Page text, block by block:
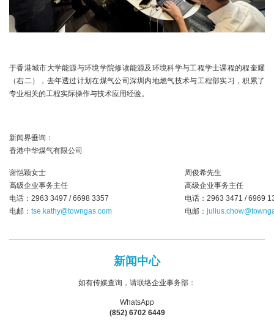
于香港城市大学能源与环境学院修读能源及环境科学与工程学士课程的程奎耀
（右二），去年透过计划在煤气公司深圳内地燃气技术与工程部实习，积累了
专业相关的工程实际操作与技术应用经验。
新闻界垂询：
香港中华煤气有限公司
谢恺颖女士
高级企业事务主任
电话：2963 3497 / 6698 3357
电邮： tse.kathy@towngas.com
周俊希先生
高级企业事务主任
电话：2963 3471 / 6969
电邮：
新闻中心
如有传媒查询，请联络企业事务部：
WhatsApp
(852) 6702 6449